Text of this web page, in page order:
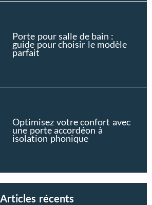
Porte pour salle de bain :
guide pour choisir le modèle
parfait
Optimisez votre confort avec
une porte accordéon à
isolation phonique
Articles récents